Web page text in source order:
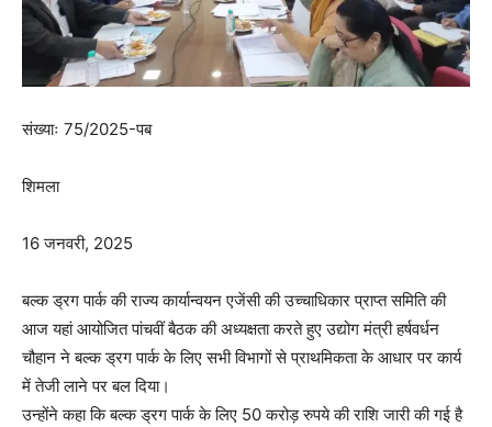
संख्याः 75/2025-पब
शिमला
16 जनवरी, 2025
बल्क ड्रग पार्क की राज्य कार्यान्वयन एजेंसी की उच्चाधिकार प्राप्त समिति की
आज यहां आयोजित पांचवीं बैठक की अध्यक्षता करते हुए उद्योग मंत्री हर्षवर्धन
चौहान ने बल्क ड्रग पार्क के लिए सभी विभागों से प्राथमिकता के आधार पर कार्य
में तेजी लाने पर बल दिया।
उन्होंने कहा कि बल्क ड्रग पार्क के लिए 50 करोड़ रुपये की राशि जारी की गई है